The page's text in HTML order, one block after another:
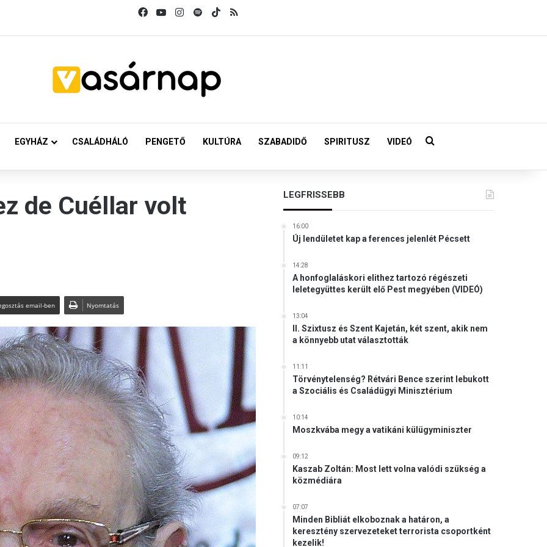
FacebookYouTubeInstagram
SpotifyTikTok
EGYHÁZ CSALÁDHÁLÓ PENGETŐ KULTÚRA SZABADIDŐ SPIRITUSZ VIDEÓ Keresés:
de Cuéllar volt
email-ben Nyomtatás
LEGFRISSEBB
16:00
Új lendületet kap a ferences jelenlét Pécsett
14:28
A honfoglaláskori elithez tartozó régészeti
leletegyüttes került elő Pest megyében (VIDEÓ)
13:04
II. Szixtusz és Szent Kajetán, két szent, akik nem
a könnyebb utat választották
11:11
Törvénytelenség? Rétvári Bence szerint lebukott
a Szociális és Családügyi Minisztérium
10:14
Moszkvába megy a vatikáni külügyminiszter
09:12
Kaszab Zoltán: Most lett volna valódi szükség a
közmédiára
07:07
Minden Bibliát elkoboznak a határon, a
keresztény szervezeteket terrorista csoportként
kezelik!